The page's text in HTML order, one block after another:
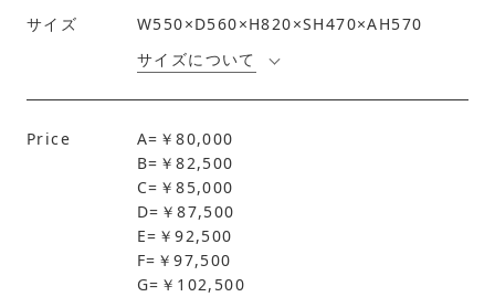
サイズ
W550×D560×H820×SH470×AH570
サイズについて
Price
A=￥80,000
B=￥82,500
C=￥85,000
D=￥87,500
E=￥92,500
F=￥97,500
G=￥102,500